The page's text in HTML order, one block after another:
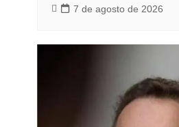
7 de agosto de 2026